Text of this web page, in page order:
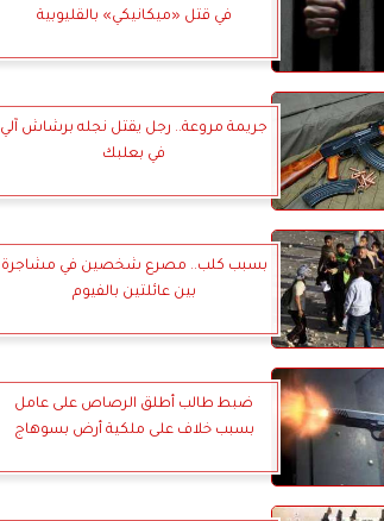
في قتل «ميكانيكي» بالقليوبية
جريمة مروعة.. رجل يقتل نجله برشاش آلي
في بعلبك
بسبب كلب.. مصرع شخصين في مشاجرة
بين عائلتين بالفيوم
ضبط طالب أطلق الرصاص على عامل
بسبب خلاف على ملكية أرض بسوهاج